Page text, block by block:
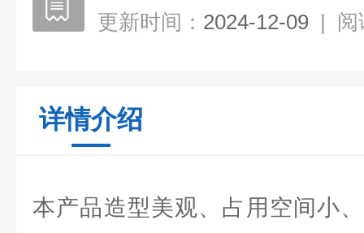
更新时间： 2024-12-09 | 阅
详情介绍
本产品造型美观、占用空间小